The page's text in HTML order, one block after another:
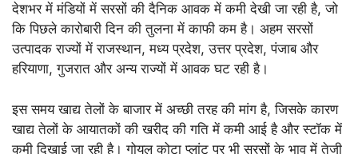
देशभर में मंडियों में सरसों की दैनिक आवक में कमी देखी जा रही है, जो
कि पिछले कारोबारी दिन की तुलना में काफी कम है। अहम सरसों
उत्पादक राज्यों में राजस्थान, मध्य प्रदेश, उत्तर प्रदेश, पंजाब और
हरियाणा, गुजरात और अन्य राज्यों में आवक घट रही है।
इस समय खाद्य तेलों के बाजार में अच्छी तरह की मांग है, जिसके कारण
खाद्य तेलों के आयातकों की खरीद की गति में कमी आई है और स्टॉक में
कमी दिखाई जा रही है। गोयल कोटा प्लांट पर भी सरसों के भाव में तेजी